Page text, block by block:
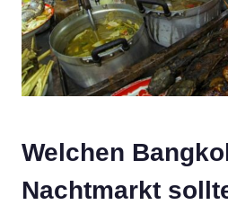
Welchen
Nachtmarkt